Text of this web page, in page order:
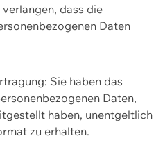
dass die
Daten
Sie haben das
Daten,
haben, unentgeltlich
zu erhalten.